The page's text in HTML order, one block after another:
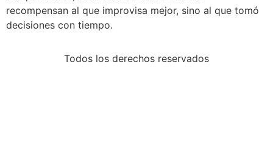
recompensan al que improvisa mejor, sino al que tomó
decisiones con tiempo.
Todos los derechos reservados